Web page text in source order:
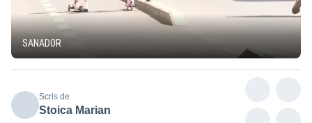
SANADOR
Scris de
Stoica Marian